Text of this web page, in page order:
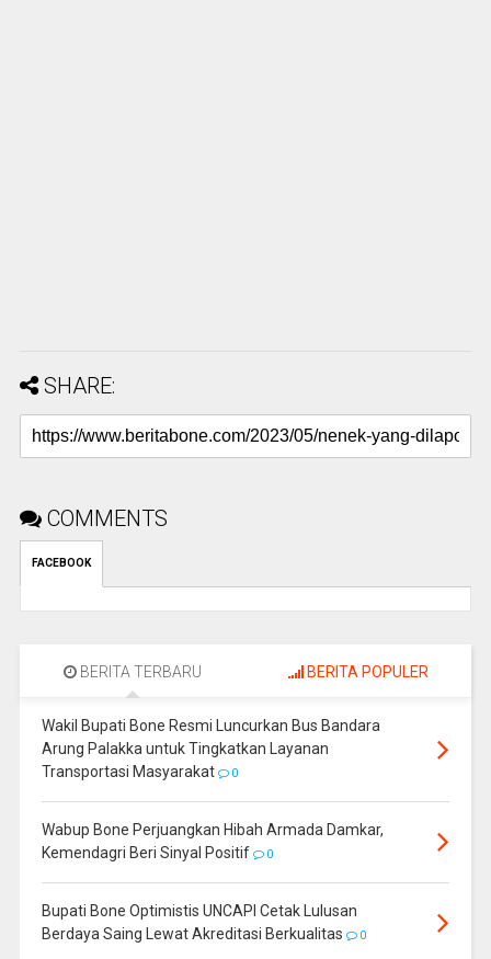
SHARE:
COMMENTS
FACEBOOK
BERITA TERBARU BERITA POPULER
Wakil Bupati Bone Resmi Luncurkan Bus Bandara
Arung Palakka untuk Tingkatkan Layanan
Transportasi Masyarakat
0
Wabup Bone Perjuangkan Hibah Armada Damkar,
Kemendagri Beri Sinyal Positif
0
Bupati Bone Optimistis UNCAPI Cetak Lulusan
Berdaya Saing Lewat Akreditasi Berkualitas
0